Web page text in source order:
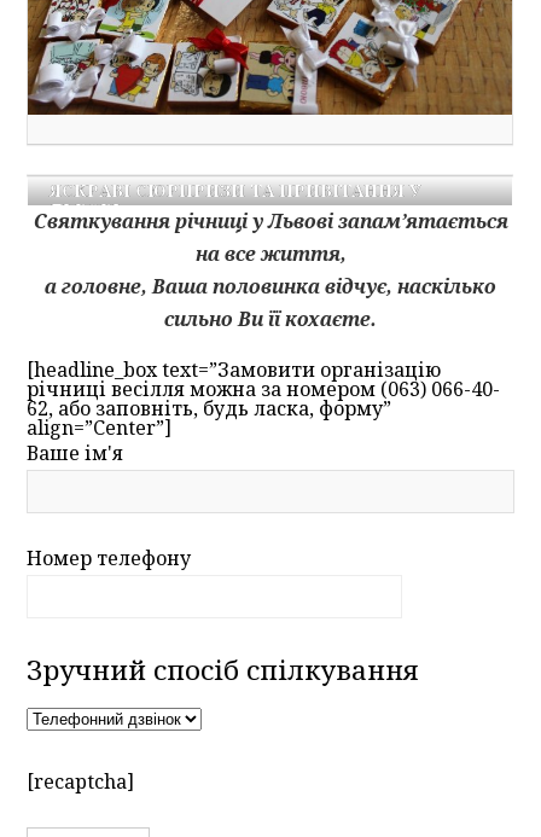
ЯСКРАВІ СЮРПРИЗИ ТА ПРИВІТАННЯ У
ЛЬВОВІ
Святкування річниці у Львові запам’ятається
на все життя,
а головне, Ваша половинка відчує, наскілько
сильно Ви її кохаєте.
[headline_box text=”Замовити організацію
річниці весілля можна за номером (063) 066-40-
62, або заповніть, будь ласка, форму”
align=”Center”]
Ваше ім'я
Номер телефону
Зручний спосіб спілкування
[recaptcha]